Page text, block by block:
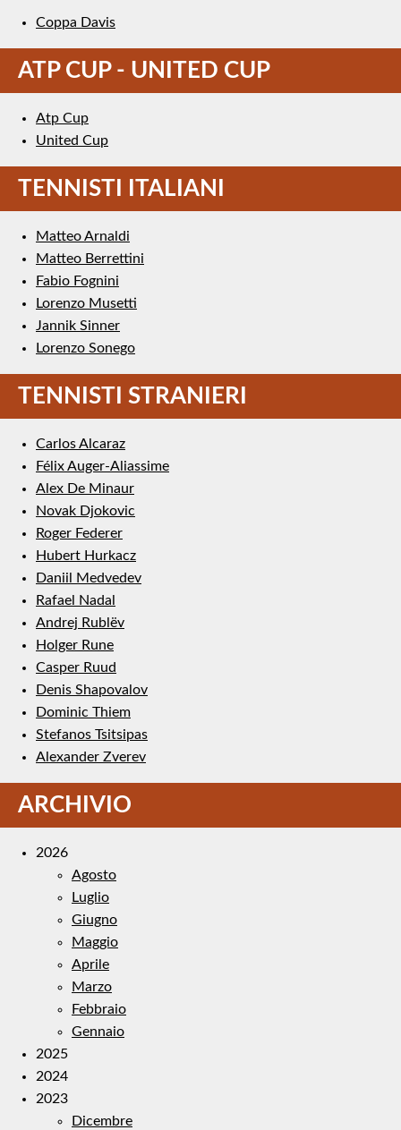
Coppa Davis
ATP CUP - UNITED CUP
Atp Cup
United Cup
TENNISTI ITALIANI
Matteo Arnaldi
Matteo Berrettini
Fabio Fognini
Lorenzo Musetti
Jannik Sinner
Lorenzo Sonego
TENNISTI STRANIERI
Carlos Alcaraz
Félix Auger-Aliassime
Alex De Minaur
Novak Djokovic
Roger Federer
Hubert Hurkacz
Daniil Medvedev
Rafael Nadal
Andrej Rublëv
Holger Rune
Casper Ruud
Denis Shapovalov
Dominic Thiem
Stefanos Tsitsipas
Alexander Zverev
ARCHIVIO
2026
Agosto
Luglio
Giugno
Maggio
Aprile
Marzo
Febbraio
Gennaio
2025
2024
2023
Dicembre